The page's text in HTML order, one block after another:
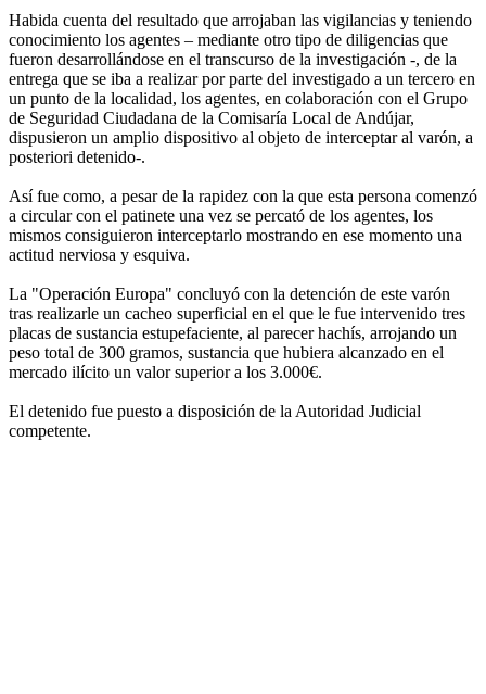
Habida cuenta del resultado que arrojaban las vigilancias y teniendo
conocimiento los agentes – mediante otro tipo de diligencias que
fueron desarrollándose en el transcurso de la investigación -, de la
entrega que se iba a realizar por parte del investigado a un tercero en
un punto de la localidad, los agentes, en colaboración con el Grupo
de Seguridad Ciudadana de la Comisaría Local de Andújar,
dispusieron un amplio dispositivo al objeto de interceptar al varón, a
posteriori detenido-.
Así fue como, a pesar de la rapidez con la que esta persona comenzó
a circular con el patinete una vez se percató de los agentes, los
mismos consiguieron interceptarlo mostrando en ese momento una
actitud nerviosa y esquiva.
La "Operación Europa" concluyó con la detención de este varón
tras realizarle un cacheo superficial en el que le fue intervenido tres
placas de sustancia estupefaciente, al parecer hachís, arrojando un
peso total de 300 gramos, sustancia que hubiera alcanzado en el
mercado ilícito un valor superior a los 3.000€.
El detenido fue puesto a disposición de la Autoridad Judicial
competente.